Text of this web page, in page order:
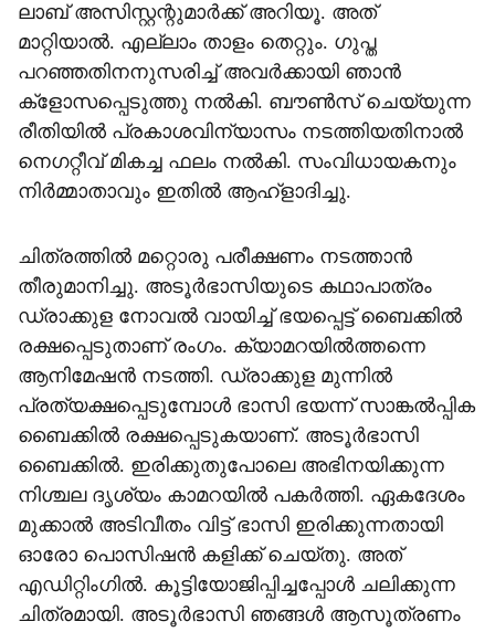
ലാബ് അസിസ്റ്റന്റുമാര്‍ക്ക് അറിയൂ. അത്
മാറ്റിയാല്‍. എല്ലാം താളം തെറ്റും. ഗുപ്ത
പറഞ്ഞതിനനുസരിച്ച് അവര്‍ക്കായി ഞാന്‍
ക്ളോസപ്പെടുത്തു നല്‍കി. ബൗണ്‍സ് ചെയ്യുന്ന
രീതിയില്‍ പ്രകാശവിന്യാസം നടത്തിയതിനാല്‍
നെഗറ്റീവ് മികച്ച ഫലം നല്‍കി. സംവിധായകനും
നിര്‍മ്മാതാവും ഇതില്‍ ആഹ്ളാദിച്ചു.
ചിത്രത്തില്‍ മറ്റൊരു പരീക്ഷണം നടത്താന്‍
തീരുമാനിച്ചു. അടൂര്‍ഭാസിയുടെ കഥാപാത്രം
ഡ്രാക്കുള നോവല്‍ വായിച്ച് ഭയപ്പെട്ട് ബൈക്കില്‍
രക്ഷപ്പെടുതാണ് രംഗം. ക്യാമറയില്‍ത്തന്നെ
ആനിമേഷന്‍ നടത്തി. ഡ്രാക്കുള മുന്നില്‍
പ്രത്യക്ഷപ്പെടുമ്പോള്‍ ഭാസി ഭയന്ന് സാങ്കല്‍പ്പിക
ബൈക്കില്‍ രക്ഷപ്പെടുകയാണ്. അടൂര്‍ഭാസി
ബൈക്കില്‍. ഇരിക്കുതുപോലെ അഭിനയിക്കുന്ന
നിശ്ചല ദൃശ്യം കാമറയില്‍ പകര്‍ത്തി. ഏകദേശം
മുക്കാല്‍ അടിവീതം വിട്ട് ഭാസി ഇരിക്കുന്നതായി
ഓരോ പൊസിഷന്‍ കളിക്ക് ചെയ്തു. അത്
എഡിറ്റിംഗില്‍. കൂട്ടിയോജിപ്പിച്ചപ്പോള്‍ ചലിക്കുന്ന
ചിത്രമായി. അടൂര്‍ഭാസി ഞങ്ങള്‍ ആസൂത്രണം